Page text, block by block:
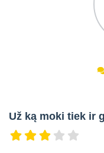
Už ką moki tiek ir